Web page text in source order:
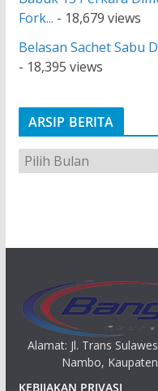
Fork... - 18,679 views
Belasan Sachet Sabu
- 18,395 views
ARSIP BERITA
A
r
Alamat: Jl. Trans
Nambo,
KEBIJAKAN PRIVASI